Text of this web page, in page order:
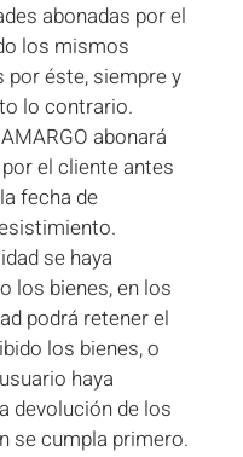
abonadas por el
los mismos
por éste, siempre y
lo contrario.
abonará
el cliente antes
fecha de
se haya
los bienes, en los
podrá retener el
los bienes, o
haya
devolución de los
se cumpla primero.